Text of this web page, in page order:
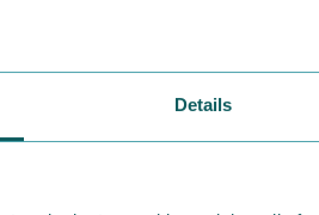
Details